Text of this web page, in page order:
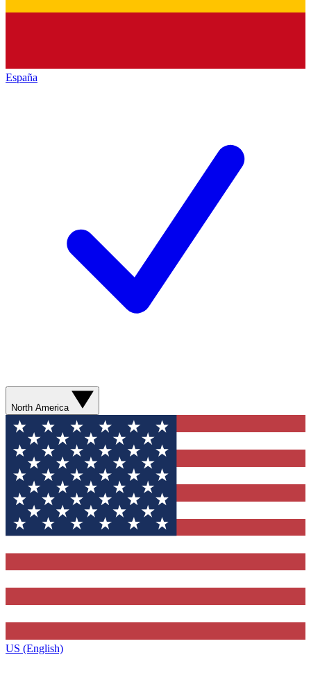
España
North America
US (English)